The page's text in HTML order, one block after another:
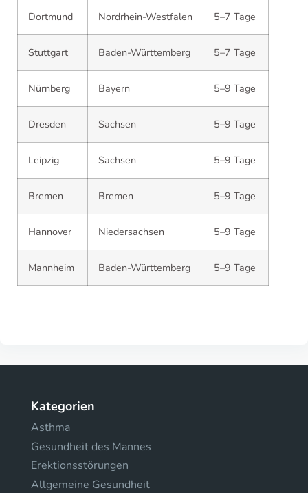
Dortmund Nordrhein-Westfalen 5–7 Tage
Stuttgart Baden-Württemberg 5–7 Tage
Nürnberg Bayern 5–9 Tage
Dresden Sachsen 5–9 Tage
Leipzig Sachsen 5–9 Tage
Bremen Bremen 5–9 Tage
Hannover Niedersachsen 5–9 Tage
Mannheim Baden-Württemberg 5–9 Tage
Kategorien
Asthma
Gesundheit des Mannes
Erektionsstörungen
Allgemeine Gesundheit